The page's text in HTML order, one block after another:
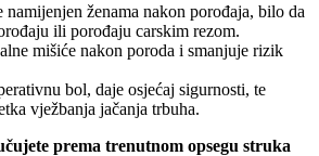
ženama nakon porođaja, bilo da
ili porođaju carskim rezom.
mišiće nakon poroda i smanjuje rizik
bol, daje osjećaj sigurnosti, te
vježbanja jačanja trbuha.
prema trenutnom opsegu struka